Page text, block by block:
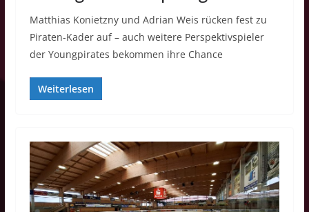
Matthias Konietzny und Adrian Weis rücken fest zu
Piraten-Kader auf – auch weitere Perspektivspieler
der Youngpirates bekommen ihre Chance
Weiterlesen